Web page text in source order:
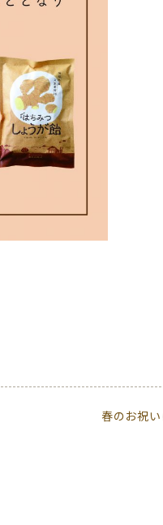
春のお祝